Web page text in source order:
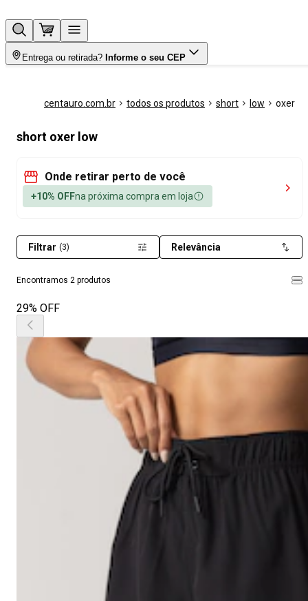
Entrega ou retirada? Informe o seu CEP
centauro.com.br todos os produtos short low oxer
short oxer low
Onde retirar perto de você
+10% OFFna próxima compra em loja
Encontramos 2 produtos
Filtrar (3) Relevância
29% OFF